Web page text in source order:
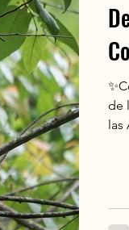
de
las
tu